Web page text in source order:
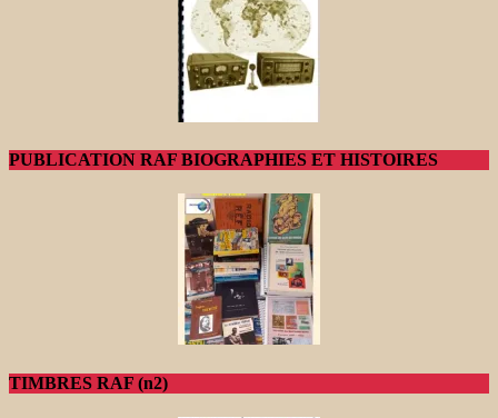
PUBLICATION RAF BIOGRAPHIES ET HISTOIRES
TIMBRES RAF (n2)